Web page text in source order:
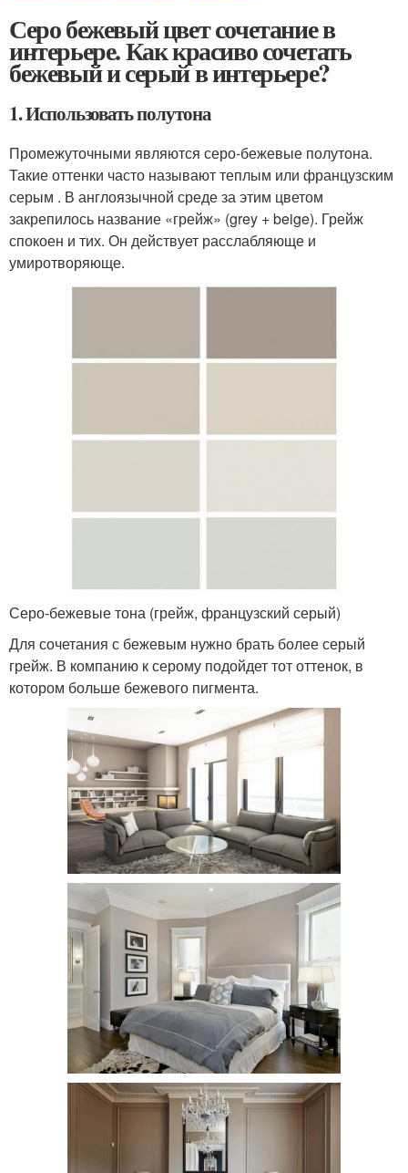
Серо бежевый цвет сочетание в
интерьере. Как красиво сочетать
бежевый и серый в интерьере?
1. Использовать полутона
Промежуточными являются серо-бежевые полутона.
Такие оттенки часто называют теплым или французским
серым . В англоязычной среде за этим цветом
закрепилось название «грейж» (grey + beige). Грейж
спокоен и тих. Он действует расслабляюще и
умиротворяюще.
Серо-бежевые тона (грейж, французский серый)
Для сочетания с бежевым нужно брать более серый
грейж. В компанию к серому подойдет тот оттенок, в
котором больше бежевого пигмента.